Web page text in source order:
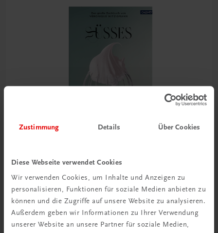
Zustimmung Details Über Cookies
Diese Webseite verwendet Cookies
Wir verwenden Cookies, um Inhalte und Anzeigen zu
personalisieren, Funktionen für soziale Medien anbieten zu
können und die Zugriffe auf unsere Website zu analysieren.
Außerdem geben wir Informationen zu Ihrer Verwendung
unserer Website an unsere Partner für soziale Medien,
Süsses